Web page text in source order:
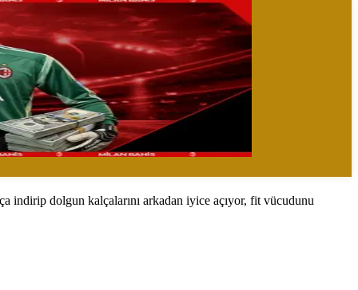
indirip dolgun kalçalarını arkadan iyice açıyor, fit vücudunu